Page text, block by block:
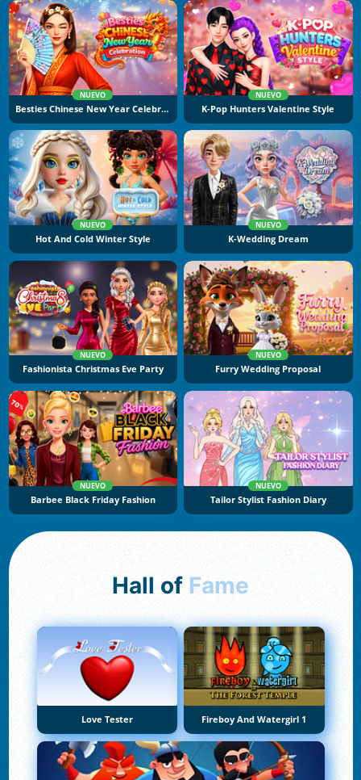
NUEVO
Besties Chinese New Year Celebration
NUEVO
K-Pop Hunters Valentine Style
NUEVO
Hot And Cold Winter Style
NUEVO
K-Wedding Dream
NUEVO
Fashionista Christmas Eve Party
NUEVO
Furry Wedding Proposal
NUEVO
Barbee Black Friday Fashion
NUEVO
Tailor Stylist Fashion Diary
Hall of Fame
Love Tester Fireboy And Watergirl 1